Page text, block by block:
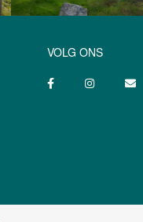
VOLG ONS